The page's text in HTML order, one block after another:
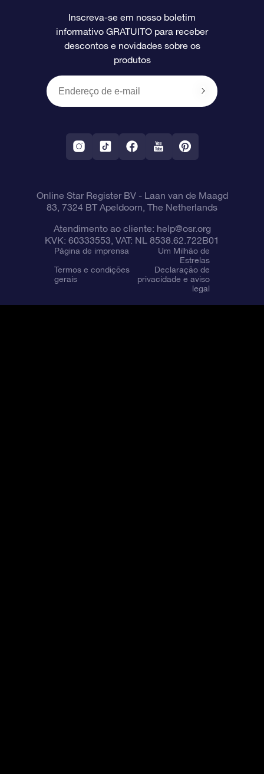
Avaliações
O cartão de presente da OSR
Presentes corporativos
Página estelar personalizada
Um Milhão de Estrelas
OSR Starsaver
Aplicativo RV Fly me to the stars
Informações de pagamento
Política de devolução
Constelações
Inscreva-se em nosso boletim
informativo GRATUITO para receber
descontos e novidades sobre os
produtos
Online Star Register BV- Laan van de Maagd
83, 7324 BT Apeldoorn, The Netherlands
Atendimento ao cliente: help@osr.org
KVK: 60333553, VAT: NL 8538.62.722B01
Página de imprensa
Um Milhão de
Estrelas
Termos e condições
gerais
Declaração de
privacidade e aviso
legal